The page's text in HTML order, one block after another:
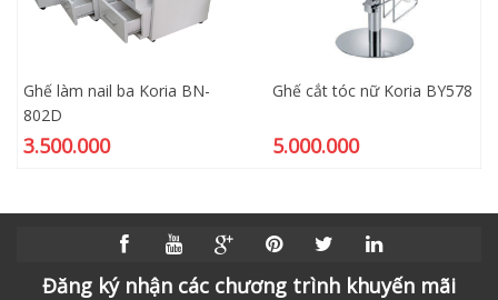
Ghế làm nail ba Koria BN-
802D
3.500.000
Ghế cắt tóc nữ Koria BY578
5.000.000
Đăng ký nhận các chương trình khuyến mãi